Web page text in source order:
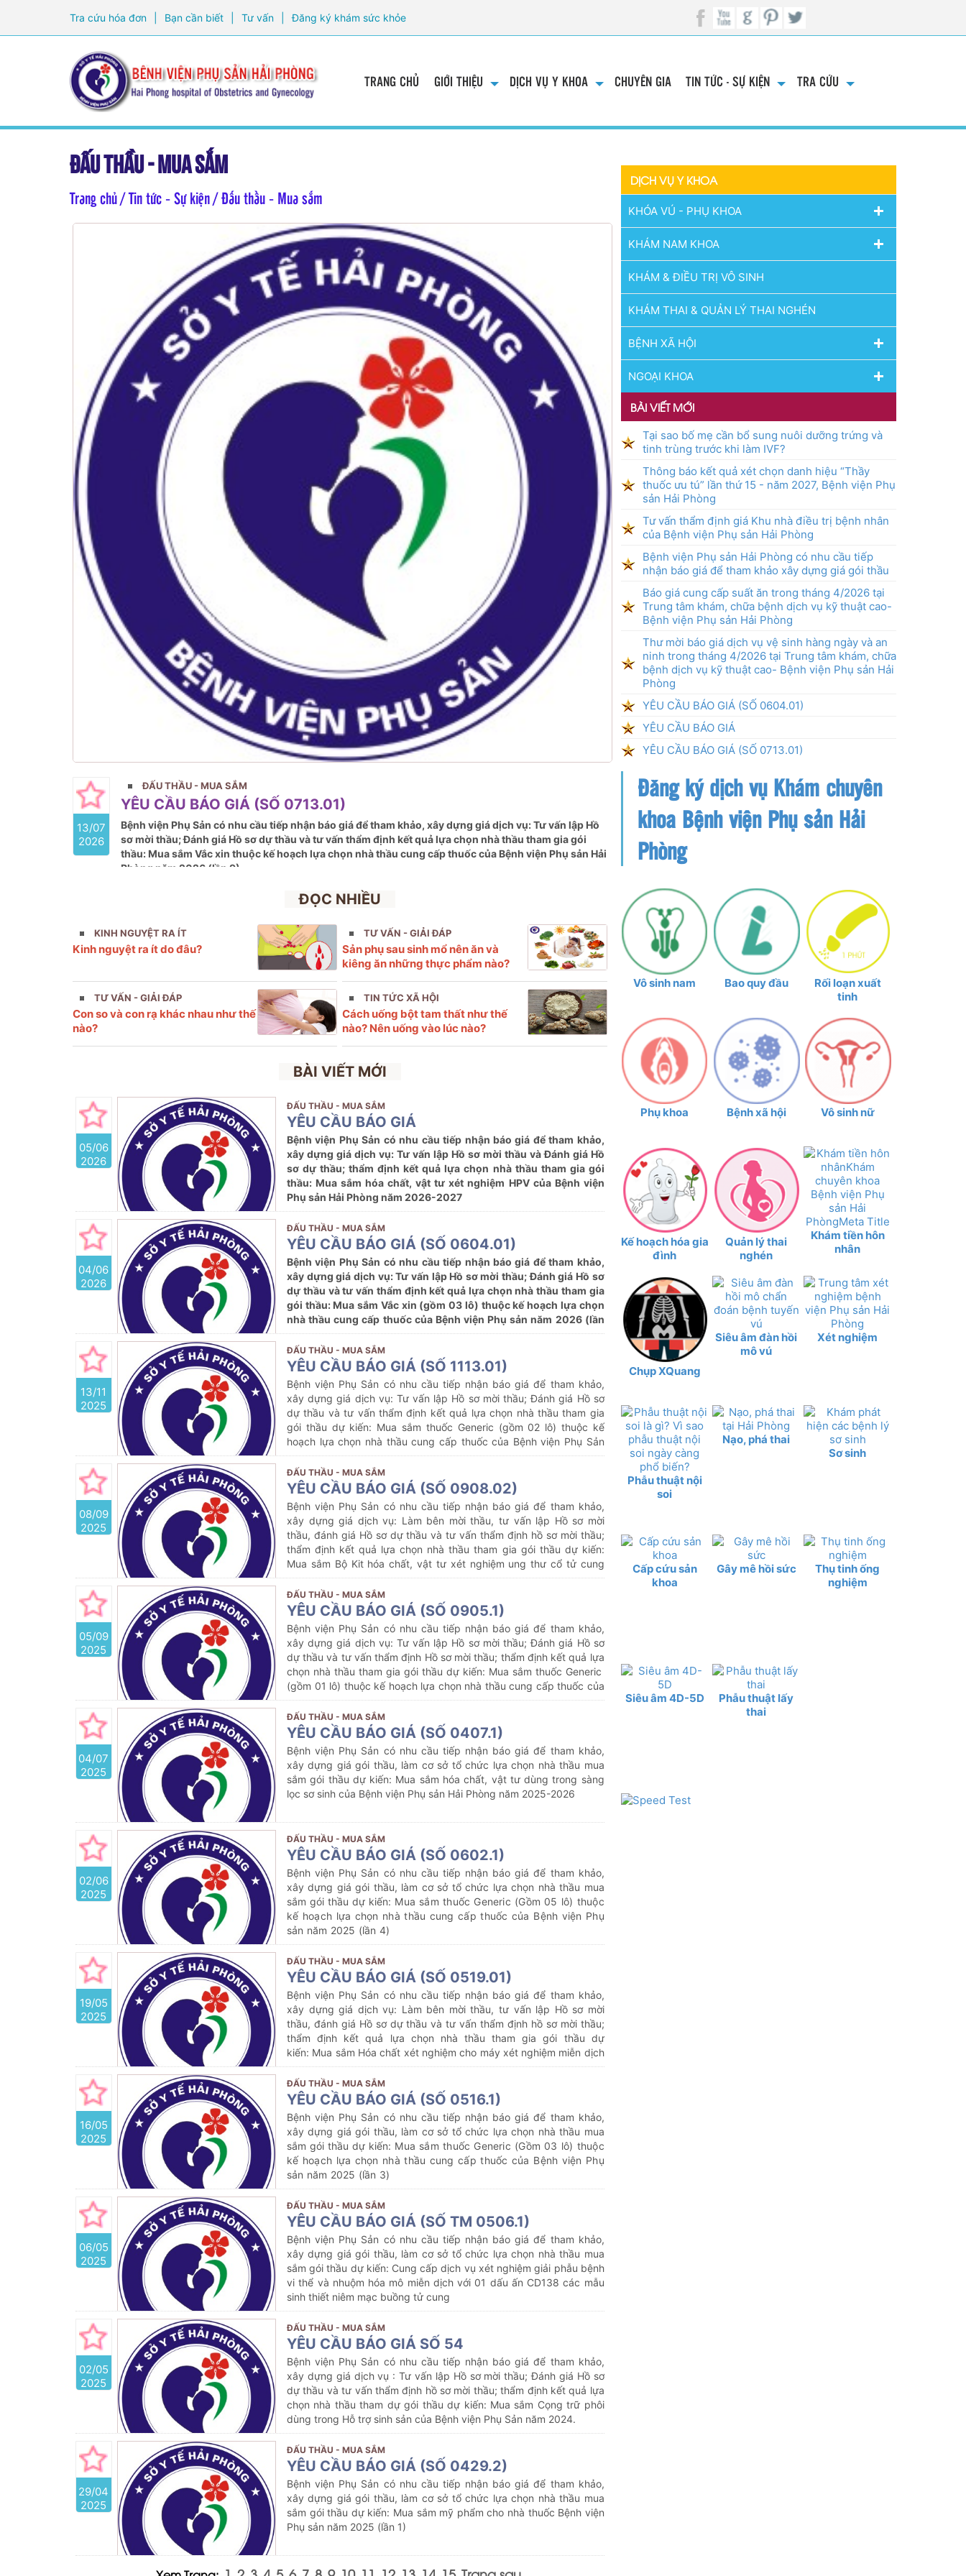
Tra cứu hóa đơn Bạn cần biết Tư vấn Đăng ký khám sức khỏe
TRANG CHỦ GIỚI THIỆU DỊCH VỤ Y KHOA CHUYÊN GIA TIN TỨC - SỰ KIỆN TRA CỨU
Đấu thầu - Mua sắm
Trang chủ/ Tin tức - Sự kiện / Đấu thầu - Mua sắm
13/07
2026
ĐẤU THẦU - MUA SẮM
YÊU CẦU BÁO GIÁ (SỐ 0713.01)
Bệnh viện Phụ Sản có nhu cầu tiếp nhận báo giá để tham khảo, xây dựng giá dịch vụ: Tư vấn lập Hồ
sơ mời thầu; Đánh giá Hồ sơ dự thầu và tư vấnthẩm định kết quả lựa chọn nhà thầu tham gia gói
thầu: Mua sắm Vắc xin thuộc kế hoạch lựa chọn nhà thầu cung cấp thuốc của Bệnh viện Phụ sản Hải
Phòng năm 2026 (lần 9)
ĐỌC NHIỀU
KINH NGUYỆT RA ÍT
Kinh nguyệt ra ít do đâu?
TƯ VẤN - GIẢI ĐÁP
Sản phụ sau sinh mổ nên ăn và
kiêng ăn những thực phẩm nào?
TƯ VẤN - GIẢI ĐÁP
Con so và con rạ khác nhau như thế
nào?
TIN TỨC XÃ HỘI
Cách uống bột tam thất như thế
nào? Nên uống vào lúc nào?
BÀI VIẾT MỚI
05/06
2026
ĐẤU THẦU - MUA SẮM
YÊU CẦU BÁO GIÁ
Bệnh viện Phụ Sản có nhu cầu tiếp nhận báo giá để tham khảo,
xây dựng giá dịch vụ: Tư vấn lập Hồ sơ mời thầu và Đánh giá Hồ
sơ dự thầu; thẩm định kết quả lựa chọn nhà thầu tham gia gói
thầu: Mua sắm hóa chất, vật tư xét nghiệm HPV của Bệnh viện
Phụ sản Hải Phòng năm 2026-2027
04/06
2026
ĐẤU THẦU - MUA SẮM
YÊU CẦU BÁO GIÁ (SỐ 0604.01)
Bệnh viện Phụ Sản có nhu cầu tiếp nhận báo giá để tham khảo,
xây dựng giá dịch vụ: Tư vấn lập Hồ sơ mời thầu; Đánh giá Hồ sơ
dự thầu và tư vấn thẩm định kết quả lựa chọn nhà thầu tham gia
gói thầu: Mua sắm Vắc xin (gồm 03 lô) thuộc kế hoạch lựa chọn
nhà thầu cung cấp thuốc của Bệnh viện Phụ sản năm 2026 (lần
8)
13/11
2025
ĐẤU THẦU - MUA SẮM
YÊU CẦU BÁO GIÁ (SỐ 1113.01)
Bệnh viện Phụ Sản có nhu cầu tiếp nhận báo giá để tham khảo,
xây dựng giá dịch vụ: Tư vấn lập Hồ sơ mời thầu; Đánh giá Hồ sơ
dự thầu và tư vấn thẩm định kết quả lựa chọn nhà thầu tham gia
gói thầu dự kiến: Mua sắm thuốc Generic (gồm 02 lô) thuộc kế
hoạch lựa chọn nhà thầu cung cấp thuốc của Bệnh viện Phụ Sản
năm 2025 (lần 11)
08/09
2025
ĐẤU THẦU - MUA SẮM
YÊU CẦU BÁO GIÁ (SỐ 0908.02)
Bệnh viện Phụ Sản có nhu cầu tiếp nhận báo giá để tham khảo,
xây dựng giá dịch vụ: Làm bên mời thầu, tư vấn lập Hồ sơ mời
thầu, đánh giá Hồ sơ dự thầu và tư vấn thẩm định hồ sơ mời thầu;
thẩm định kết quả lựa chọn nhà thầu tham gia gói thầu dự kiến:
Mua sắm Bộ Kit hóa chất, vật tư xét nghiệm ung thư cổ tử cung
cho máy Thinprep T2000 Processor của Bệnh viện Phụ Sản năm
2025với nội dung cụ thể như sau:
05/09
2025
ĐẤU THẦU - MUA SẮM
YÊU CẦU BÁO GIÁ (SỐ 0905.1)
Bệnh viện Phụ Sản có nhu cầu tiếp nhận báo giá để tham khảo,
xây dựng giá dịch vụ: Tư vấn lập Hồ sơ mời thầu; Đánh giá Hồ sơ
dự thầu và tư vấn thẩm định Hồ sơ mời thầu; thẩm định kết quả lựa
chọn nhà thầu tham gia gói thầu dự kiến: Mua sắm thuốc Generic
(gồm 01 lô) thuộc kế hoạch lựa chọn nhà thầu cung cấp thuốc của
Bệnh viện Phụ Sản năm 2025 (lần 5)
04/07
2025
ĐẤU THẦU - MUA SẮM
YÊU CẦU BÁO GIÁ (SỐ 0407.1)
Bệnh viện Phụ Sản có nhu cầu tiếp nhận báo giá để tham khảo,
xây dựng giá gói thầu, làm cơ sở tổ chức lựa chọn nhà thầu mua
sắm gói thầu dự kiến: Mua sắm hóa chất, vật tư dùng trong sàng
lọc sơ sinh của Bệnh viện Phụ sản Hải Phòng năm 2025-2026
02/06
2025
ĐẤU THẦU - MUA SẮM
YÊU CẦU BÁO GIÁ (SỐ 0602.1)
Bệnh viện Phụ Sản có nhu cầu tiếp nhận báo giá để tham khảo,
xây dựng giá gói thầu, làm cơ sở tổ chức lựa chọn nhà thầu mua
sắm gói thầu dự kiến: Mua sắm thuốc Generic (Gồm 05 lô) thuộc
kế hoạch lựa chọn nhà thầu cung cấp thuốc của Bệnh viện Phụ
sản năm 2025 (lần 4)
19/05
2025
ĐẤU THẦU - MUA SẮM
YÊU CẦU BÁO GIÁ (SỐ 0519.01)
Bệnh viện Phụ Sản có nhu cầu tiếp nhận báo giá để tham khảo,
xây dựng giá dịch vụ: Làm bên mời thầu, tư vấn lập Hồ sơ mời
thầu, đánh giá Hồ sơ dự thầu và tư vấn thẩm định hồ sơ mời thầu;
thẩm định kết quả lựa chọn nhà thầu tham gia gói thầu dự
kiến: Mua sắm Hóa chất xét nghiệm cho máy xét nghiệm miễn dịch
Cobas của Bệnh viện Phụ Sản Hải Phòng năm 2025-2026 (lần
2)với nội dung cụ thể như sau:
16/05
2025
ĐẤU THẦU - MUA SẮM
YÊU CẦU BÁO GIÁ (SỐ 0516.1)
Bệnh viện Phụ Sản có nhu cầu tiếp nhận báo giá để tham khảo,
xây dựng giá gói thầu, làm cơ sở tổ chức lựa chọn nhà thầu mua
sắm gói thầu dự kiến: Mua sắm thuốc Generic (Gồm 03 lô) thuộc
kế hoạch lựa chọn nhà thầu cung cấp thuốc của Bệnh viện Phụ
sản năm 2025 (lần 3)
06/05
2025
ĐẤU THẦU - MUA SẮM
YÊU CẦU BÁO GIÁ (SỐ TM 0506.1)
Bệnh viện Phụ Sản có nhu cầu tiếp nhận báo giá để tham khảo,
xây dựng giá gói thầu, làm cơ sở tổ chức lựa chọn nhà thầu mua
sắm gói thầu dự kiến: Cung cấp dịch vụ xét nghiệm giải phẫu bệnh
vi thể và nhuộm hóa mô miễn dịch với 01 dấu ấn CD138 các mẫu
sinh thiết niêm mạc buồng tử cung
02/05
2025
ĐẤU THẦU - MUA SẮM
YÊU CẦU BÁO GIÁ SỐ 54
Bệnh viện Phụ Sản có nhu cầu tiếp nhận báo giá để tham khảo,
xây dựng giá dịch vụ : Tư vấn lập Hồ sơ mời thầu; Đánh giá Hồ sơ
dự thầu và tư vấn thẩm định hồ sơ mời thầu; thẩm định kết quả lựa
chọn nhà thầu tham dự gói thầu dự kiến: Mua sắm Cọng trữ phôi
dùng trong Hỗ trợ sinh sản của Bệnh viện Phụ Sản năm 2024.
29/04
2025
ĐẤU THẦU - MUA SẮM
YÊU CẦU BÁO GIÁ (SỐ 0429.2)
Bệnh viện Phụ Sản có nhu cầu tiếp nhận báo giá để tham khảo,
xây dựng giá gói thầu, làm cơ sở tổ chức lựa chọn nhà thầu mua
sắm gói thầu dự kiến: Mua sắm mỹ phẩm cho nhà thuốc Bệnh viện
Phụ sản năm 2025 (lần 1)
DỊCH VỤ Y KHOA
KHÓA VÚ - PHỤ KHOA
KHÁM NAM KHOA
KHÁM & ĐIỀU TRỊ VÔ SINH
KHÁM THAI & QUẢN LÝ THAI NGHÉN
BỆNH XÃ HỘI
NGOẠI KHOA
BÀI VIẾT MỚI
Tại sao bố mẹ cần bổ sung nuôi dưỡng trứng và
tinh trùng trước khi làm IVF?
Thông báo kết quả xét chọn danh hiệu “Thầy
thuốc ưu tú” lần thứ 15 - năm 2027, Bệnh viện Phụ
sản Hải Phòng
Tư vấn thẩm định giá Khu nhà điều trị bệnh nhân
của Bệnh viện Phụ sản Hải Phòng
Bệnh viện Phụ sản Hải Phòng có nhu cầu tiếp
nhận báo giá để tham khảo xây dựng giá gói thầu
Báo giá cung cấp suất ăn trong tháng 4/2026 tại
Trung tâm khám, chữa bệnh dịch vụ kỹ thuật cao-
Bệnh viện Phụ sản Hải Phòng
Thư mời báo giá dịch vụ vệ sinh hàng ngày và an
ninh trong tháng 4/2026 tại Trung tâm khám, chữa
bệnh dịch vụ kỹ thuật cao- Bệnh viện Phụ sản Hải
Phòng
YÊU CẦU BÁO GIÁ (SỐ 0604.01)
YÊU CẦU BÁO GIÁ
YÊU CẦU BÁO GIÁ (SỐ 0713.01)
Đăng ký dịch vụ Khám chuyên
khoa Bệnh viện Phụ sản Hải
Phòng
Vô sinh nam Bao quy đầu
Rối loạn xuất
tinh
Phụ khoa Bệnh xã hội Vô sinh nữ
Kế hoạch hóa gia
đình
Quản lý thai
nghén
Khám tiền hôn
nhân
Chụp XQuang
Siêu âm đàn hồi
mô vú
Xét nghiệm
Phẫu thuật nội
soi
Nạo, phá thai
Sơ sinh
Cấp cứu sản
khoa
Gây mê hồi sức
Thụ tinh ống
nghiệm
Siêu âm 4D-5D
Phẫu thuật lấy
thai